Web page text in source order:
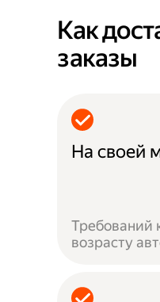
Как
заказы
На своей
Требований
возрасту